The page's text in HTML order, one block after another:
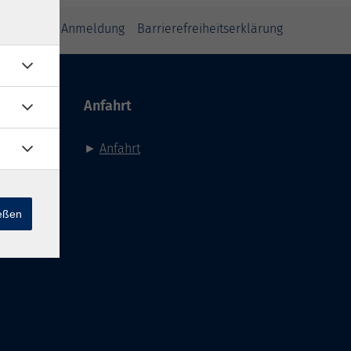
zur Anmeldung Barrierefreiheitserklärung
Anfahrt
► Anfahrt